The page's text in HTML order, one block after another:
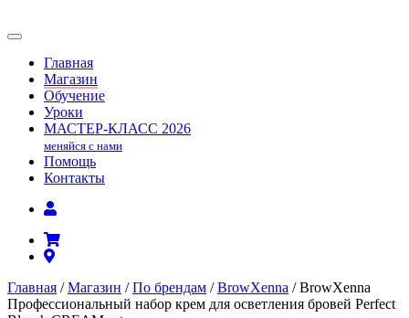
Главная
Магазин
Обучение
Уроки
МАСТЕР-КЛАСС 2026
меняйся с нами
Помощь
Контакты
Главная /Магазин /По брендам /BrowXenna / BrowXenna
Профессиональный набор крем для осветления бровей Perfect